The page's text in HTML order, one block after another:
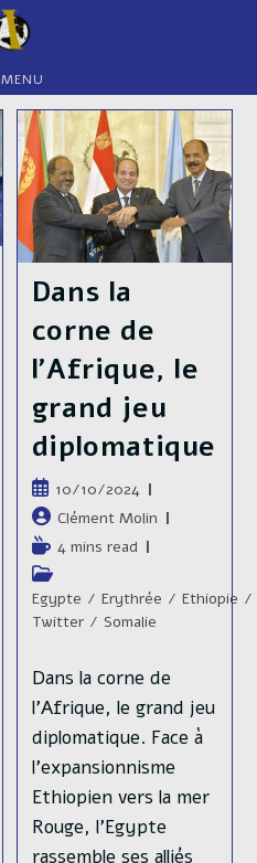
MENU
Dans la
corne de
l’Afrique, le
grand jeu
diplomatique
Publication
publiée :
10/10/2024
Auteur/autrice
de
la
publication :
Clément Molin
Temps
de
lecture :
4 mins read
Post
category:
Egypte / Erythrée / Ethiopie /
Twitter / Somalie
Dans la corne de
l'Afrique, le grand jeu
diplomatique. Face à
l'expansionnisme
Ethiopien vers la mer
Rouge, l'Egypte
rassemble ses alliés